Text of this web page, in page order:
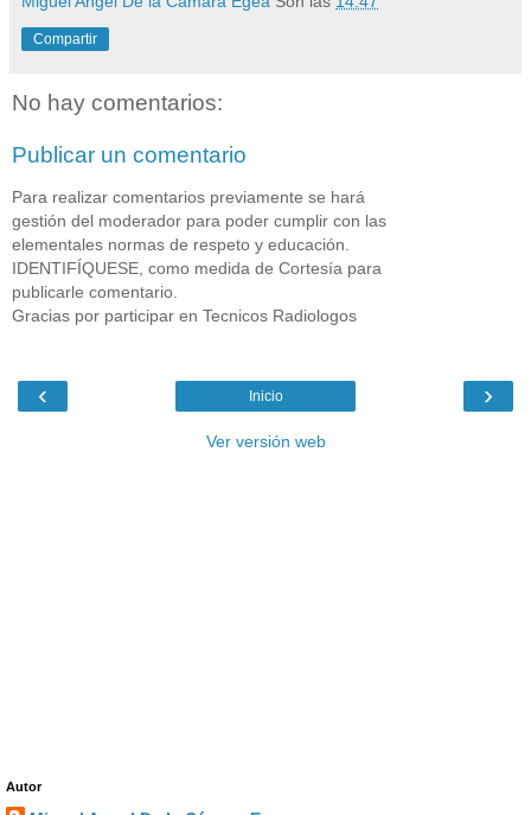
Compartir
No hay comentarios:
Publicar un comentario
Para realizar comentarios previamente se hará
gestión del moderador para poder cumplir con las
elementales normas de respeto y educación.
IDENTIFÍQUESE, como medida de Cortesía para
publicarle comentario.
Gracias por participar en Tecnicos Radiologos
‹ ›
Inicio
Ver versión web
Autor